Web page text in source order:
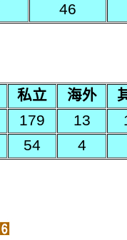
46
私立 海外
179 13
54 4